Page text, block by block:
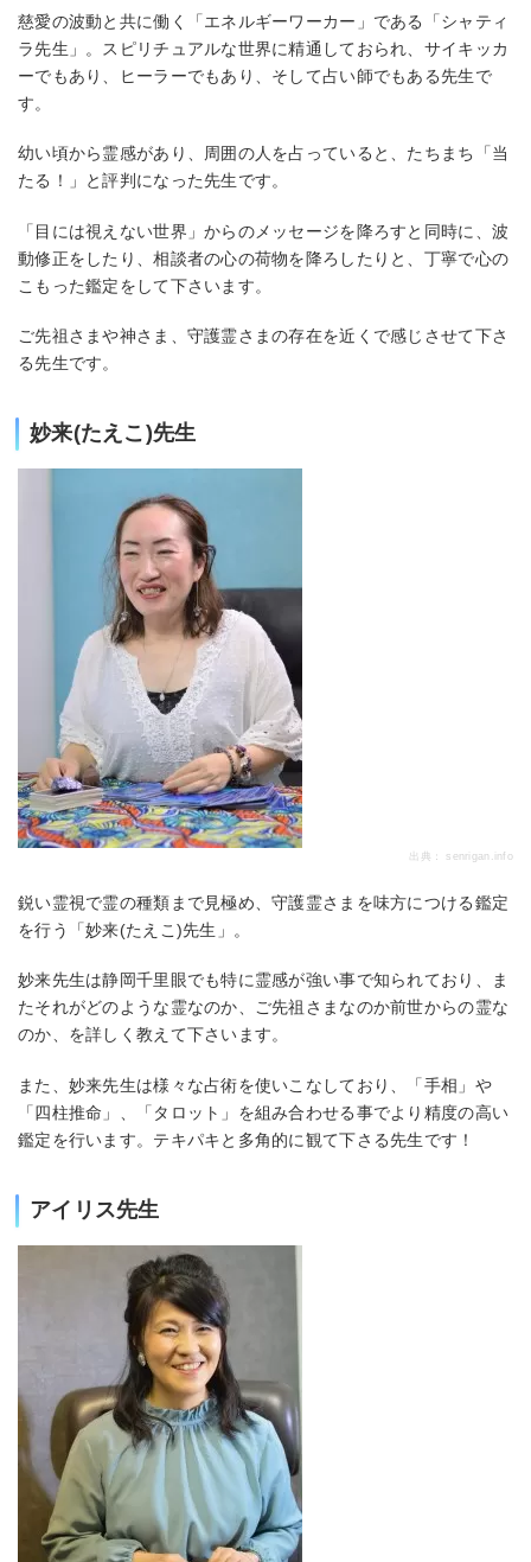
慈愛の波動と共に働く「エネルギーワーカー」である「シャティ
ラ先生」。スピリチュアルな世界に精通しておられ、サイキッカ
ーでもあり、ヒーラーでもあり、そして占い師でもある先生で
す。
幼い頃から霊感があり、周囲の人を占っていると、たちまち「当
たる！」と評判になった先生です。
「目には視えない世界」からのメッセージを降ろすと同時に、波
動修正をしたり、相談者の心の荷物を降ろしたりと、丁寧で心の
こもった鑑定をして下さいます。
ご先祖さまや神さま、守護霊さまの存在を近くで感じさせて下さ
る先生です。
妙来(たえこ)先生
出典： senrigan.info
鋭い霊視で霊の種類まで見極め、守護霊さまを味方につける鑑定
を行う「妙来(たえこ)先生」。
妙来先生は静岡千里眼でも特に霊感が強い事で知られており、ま
たそれがどのような霊なのか、ご先祖さまなのか前世からの霊な
のか、を詳しく教えて下さいます。
また、妙来先生は様々な占術を使いこなしており、「手相」や
「四柱推命」、「タロット」を組み合わせる事でより精度の高い
鑑定を行います。テキパキと多角的に観て下さる先生です！
アイリス先生